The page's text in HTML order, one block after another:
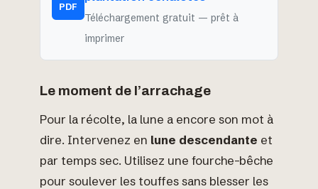
PDF
Téléchargement gratuit — prêt à
imprimer
Le moment de l’arrachage
Pour la récolte, la lune a encore son mot à
dire. Intervenez en lune descendante et
par temps sec. Utilisez une fourche-bêche
pour soulever les touffes sans blesser les